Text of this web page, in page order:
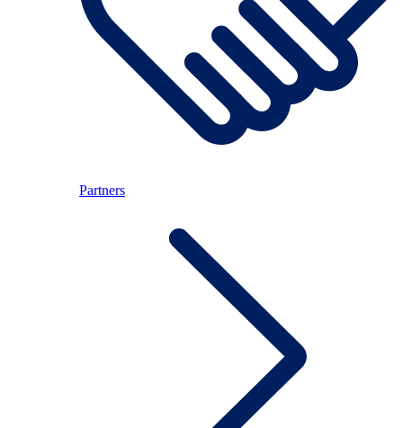
Partners